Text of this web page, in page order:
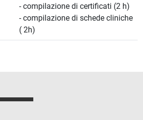
- compilazione di certificati (2 h)
- compilazione di schede cliniche
( 2h)